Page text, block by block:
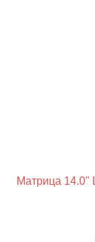
Матрица 14.0"